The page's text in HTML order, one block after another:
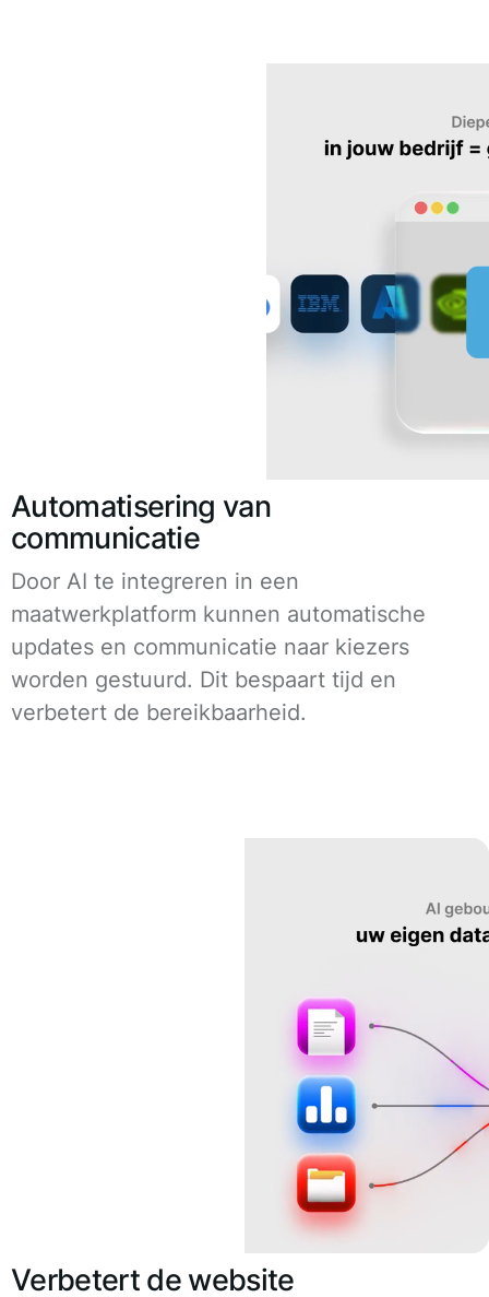
Automatisering van
communicatie
Door AI te integreren in een
maatwerkplatform kunnen automatische
updates en communicatie naar kiezers
worden gestuurd. Dit bespaart tijd en
verbetert de bereikbaarheid.
Verbetert de website